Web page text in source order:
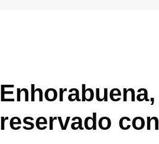
reservado